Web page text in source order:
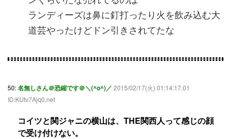
ランディーズは鼻に釘打ったり火を飲み込む大
道芸やったけどドン引きされてたな
50:名無しさん＠恐縮です＠＼(^o^)／ 2015/02/17(火) 01:14:17.01
ID:KUtv7Ajq0.net
コイツと関ジャニの横山は、THE関西人って感じの顔
で受け付けない。